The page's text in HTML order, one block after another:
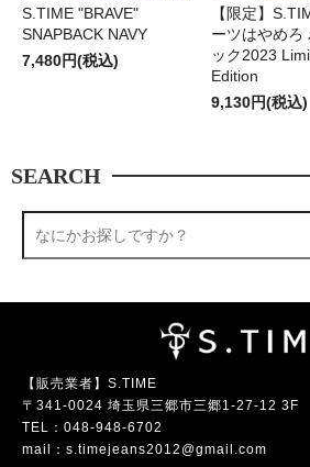
S.TIME "BRAVE"
SNAPBACK NAVY
7,480円(税込)
【限定】
ーツはやめろ
ック2023
Edition
9,130円(税込)
SEARCH
【販売業者】S.TIME
〒341-0024 埼玉県三郷市三郷1-27-12 3F
TEL： 048-948-6702
mail： s.timejeans2012@gmail.com